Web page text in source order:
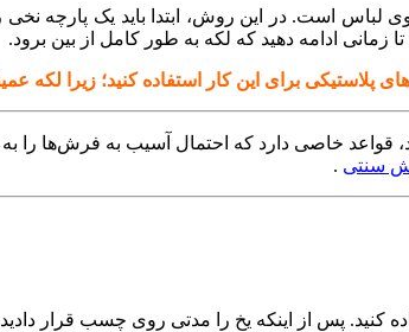
لباس است. در این روش، ابتدا باید یک پارچه
زمانی ادامه دهید که لکه به طور کامل از بین برود.
پلاستیکی برای این کار استفاده کنید؛ زیرا
خاصی دارد که احتمال آسیب به فرش‌ها را به
سنتی .
کنید. پس از اینکه یخ را مدتی روی چسب قرار